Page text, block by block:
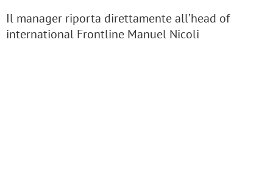
Il manager riporta direttamente all’head of
international Frontline Manuel Nicoli